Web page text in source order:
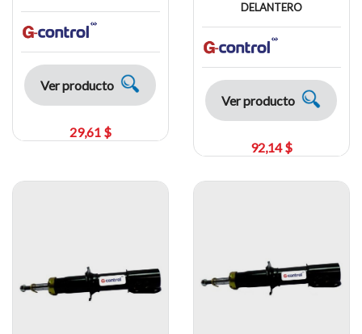
Ver producto
29,61 $
DELANTERO
Ver producto
92,14 $